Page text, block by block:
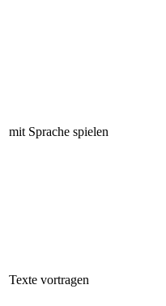
mit Sprache spielen
Texte vortragen